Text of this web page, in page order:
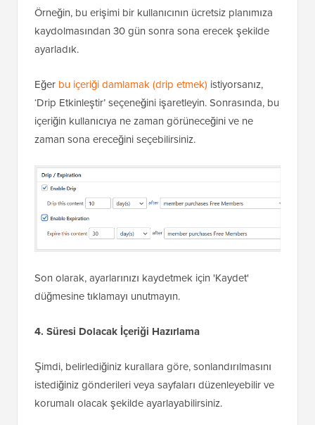
Örneğin, bu erişimi bir kullanıcının ücretsiz planımıza
kaydolmasından 30 gün sonra sona erecek şekilde
ayarladık.
Eğer bu içeriği damlamak (drip etmek) istiyorsanız,
‘Drip Etkinleştir’ seçeneğini işaretleyin. Sonrasında, bu
içeriğin kullanıcıya ne zaman görüneceğini ve ne
zaman sona ereceğini seçebilirsiniz.
Son olarak, ayarlarınızı kaydetmek için 'Kaydet'
düğmesine tıklamayı unutmayın.
4. Süresi Dolacak İçeriği Hazırlama
Şimdi, belirlediğiniz kurallara göre, sonlandırılmasını
istediğiniz gönderileri veya sayfaları düzenleyebilir ve
korumalı olacak şekilde ayarlayabilirsiniz.